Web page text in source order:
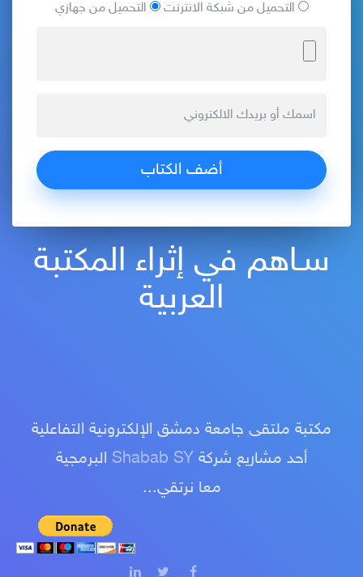
التحميل من شبكة الانترنت التحميل من جهازي
سـاهم في إثراء المكتبة
العربية
مكتبة ملتقى جامعة دمشق الإلكترونية التفاعلية
أحد مشاريع شركة Shabab SY البرمجية
معا نرتقي...